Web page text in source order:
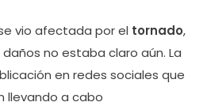
vio afectada por el tornado,
no estaba claro aún. La
en redes sociales que
llevando a cabo